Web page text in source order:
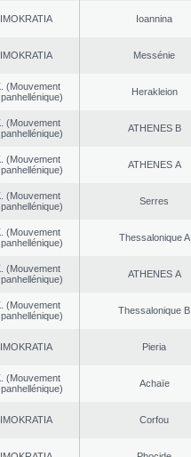
Ioannina
Messénie
(Mouvement
Herakleion
(Mouvement
ATHENES Β
(Mouvement
ATHENES Α
(Mouvement
Serres
(Mouvement
Thessalonique A
(Mouvement
ATHENES Α
(Mouvement
Thessalonique B
Pieria
(Mouvement
Achaïe
Corfou